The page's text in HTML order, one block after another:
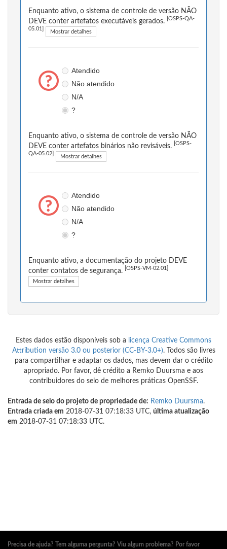
Enquanto ativo, o sistema de controle de versão NÃO
DEVE conter artefatos executáveis gerados.
[OSPS-QA-
05.01] Mostrar detalhes
Atendido
Não atendido
N/A
?
Enquanto ativo, o sistema de controle de versão NÃO
DEVE conter artefatos binários não revisáveis.
[OSPS-
QA-05.02] Mostrar detalhes
Atendido
Não atendido
N/A
?
Enquanto ativo, a documentação do projeto DEVE
conter contatos de segurança.
[OSPS-VM-02.01]
Mostrar detalhes
Estes dados estão disponíveis sob a
licença Creative Commons
Attribution versão 3.0 ou posterior (CC-BY-3.0+). Todos são livres
para compartilhar e adaptar os dados, mas devem dar o crédito
apropriado. Por favor, dê crédito a Remko Duursma e aos
contribuidores do selo de melhores práticas OpenSSF.
Entrada de selo do projeto de propriedade de: Remko Duursma.
Entrada criada em 2018-07-31 07:18:33 UTC, última atualização
em 2018-07-31 07:18:33 UTC.
Precisa de ajuda? Tem alguma pergunta? Viu algum problema? Por favor